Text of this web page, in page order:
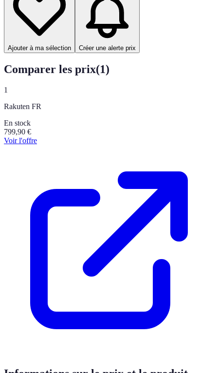
Ajouter à ma sélection Créer une alerte prix
Comparer les prix(1)
1
Rakuten FR
En stock
799,90 €
Voir l'offre